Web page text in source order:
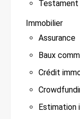
Testament
Immobilier
Assurance
Baux
Crédit
Estimation